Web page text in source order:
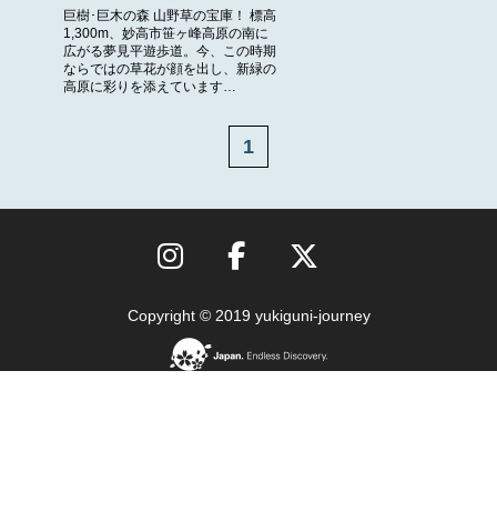
巨樹･巨木の森 山野草の宝庫！ 標高
1,300m、妙高市笹ヶ峰高原の南に
広がる夢見平遊歩道。今、この時期
ならではの草花が顔を出し、新緑の
高原に彩りを添えています…
1
Copyright © 2019 yukiguni-journey